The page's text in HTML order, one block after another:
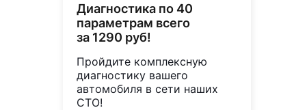
Диагностика по 40
параметрам всего
за 1290 руб!
Пройдите комплексную
диагностику вашего
автомобиля в сети наших
СТО!